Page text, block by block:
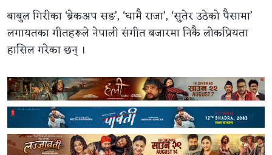
बाबुल गिरीका ‘ब्रेकअप सङ’, ‘घामै राजा’, ‘सुतेर उठेको पैसामा’
लगायतका गीतहरूले नेपाली संगीत बजारमा निकै लोकप्रियता
हासिल गरेका छन् ।